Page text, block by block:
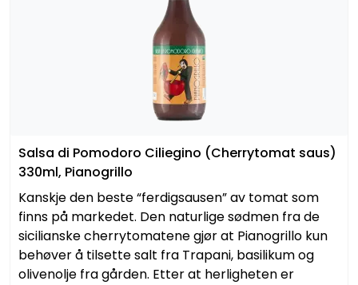
Salsa di Pomodoro Ciliegino (Cherrytomat saus)
330ml, Pianogrillo
Kanskje den beste “ferdigsausen” av tomat som
finns på markedet. Den naturlige sødmen fra de
sicilianske cherrytomatene gjør at Pianogrillo kun
behøver å tilsette salt fra Trapani, basilikum og
olivenolje fra gården. Etter at herligheten er